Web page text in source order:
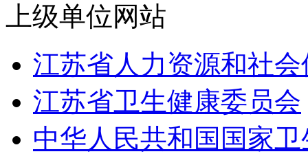
上级单位网站
江苏省人力资源和社
江苏省卫生健康委员会
中华人民共和国国家